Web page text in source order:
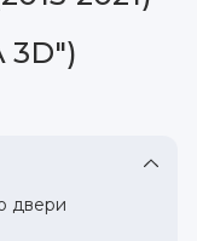
3D")
двери